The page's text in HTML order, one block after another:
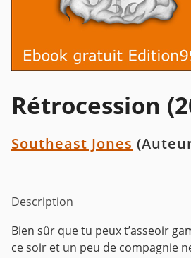
Rétrocession
Southeast Jones
Description
Bien sûr que tu peux t’asseoir
ce soir et un peu de compagnie